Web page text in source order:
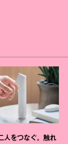
人をつなぐ。触れ